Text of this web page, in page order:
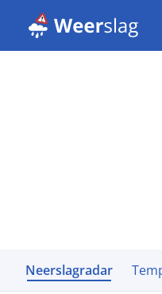
Neerslagradar